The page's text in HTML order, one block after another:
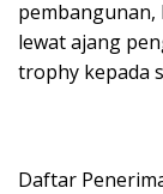
lewat ajang
trophy kepada
Daftar